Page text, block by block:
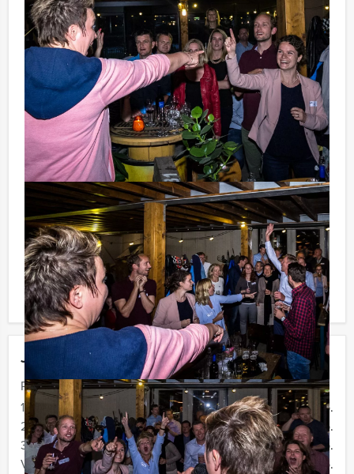
Jouw uitje
Prijs :
12 - 19 personen
€ 36,50 p.p.
20 - 29 personen
€ 33,50 p.p.
30 - 39 personen
€ 29,50 p.p.
Vanaf 40 personen
€ 27,50 p.p.
Bezorgkosten:
Middelburg: € 150,00 excl. BTW
Handige Tip:
Niet telkens uw knip hoeven trekken om uw drankje af
te rekenen? Voor € 13,50 per persoon per uur (excl.
BTW) kunt u gebruikmaken van het drankarrangement,
waarbij u onbeperkt kunt genieten van bier, fris,
huiswijn, koffie en thee. Zo komt u ook achteraf niet
voor verrassingen te staan!
Komt u niet aan het minimale aantal deelnemers? Als u
bereid bent voor het minimale aantal te betalen, kunt u
ook gewoon voor minder personen boeken! Deze quiz
kunt u natuurlijk ook perfect combineren met een
diner of een rondvaart. Weinig is onmogelijk!